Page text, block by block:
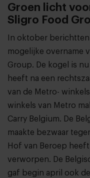
Groen licht
Sligro Food
In oktober
mogelijke overname
Group. De kogel is
heeft na een
van de Metro-
winkels van Metro
Carry Belgium. De
maakte bezwaar
Hof van Beroep
verworpen. De
gaf begin april ook